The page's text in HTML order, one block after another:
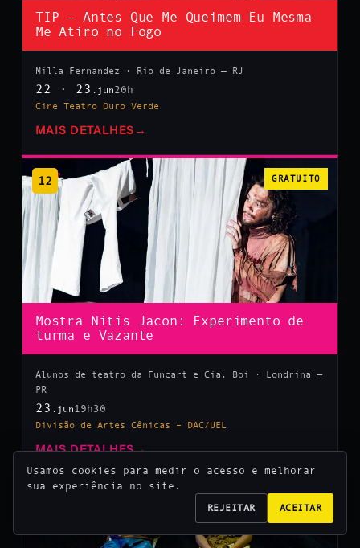
TIP – Antes Que Me Queimem Eu Mesma
Me Atiro no Fogo
Milla Fernandez · Rio de Janeiro — RJ
22 · 23 .jun20h
Cine Teatro Ouro Verde
MAIS DETALHES →
12 GRATUITO
Mostra Nitis Jacon: Experimento de
turma e Vazante
Alunos de teatro da Funcart e Cia. Boi · Londrina —
PR
23 .jun 19h30
Divisão de Artes Cênicas – DAC/UEL
MAIS DETALHES→
Usamos cookies para medir o acesso e melhorar
sua experiência no site.
REJEITAR ACEITAR